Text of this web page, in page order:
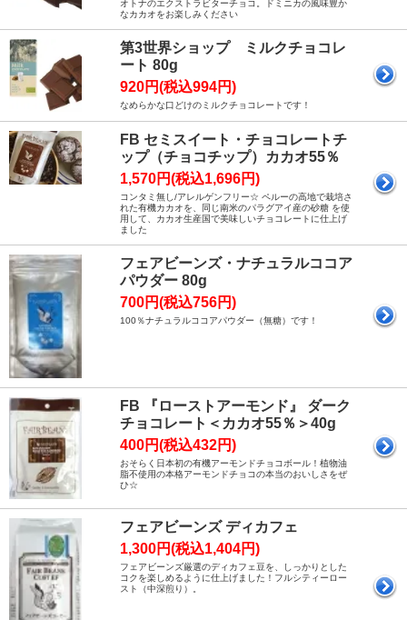
オトナのエクストラビターチョコ。ドミニカの風味豊か
なカカオをお楽しみください
第3世界ショップ ミルクチョコレ
ート 80g
920円(税込994円)
なめらかな口どけのミルクチョコレートです！
FB セミスイート・チョコレートチ
ップ（チョコチップ）カカオ55％
1,570円(税込1,696円)
コンタミ無し/アレルゲンフリー☆ ペルーの高地で栽培さ
れた有機カカオを、同じ南米のパラグアイ産の砂糖 を使
用して、カカオ生産国で美味しいチョコレートに仕上げ
ました
フェアビーンズ・ナチュラルココア
パウダー 80g
700円(税込756円)
100％ナチュラルココアパウダー（無糖）です！
FB 『ローストアーモンド』 ダーク
チョコレート＜カカオ55％＞40g
400円(税込432円)
おそらく日本初の有機アーモンドチョコボール！植物油
脂不使用の本格アーモンドチョコの本当のおいしさをぜ
ひ☆
フェアビーンズ ディカフェ
1,300円(税込1,404円)
フェアビーンズ厳選のディカフェ豆を、しっかりとした
コクを楽しめるように仕上げました！フルシティーロー
スト（中深煎り）。